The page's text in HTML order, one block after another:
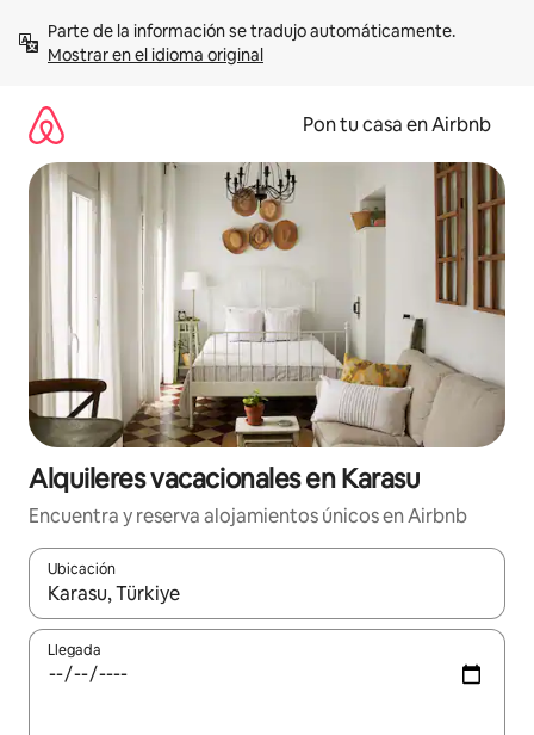
contenidoMostrar en el idioma original
Pon tu casa en Airbnb
Alquileres vacacionales en Karasu
Encuentra y reserva alojamientos únicos en Airbnb
Ubicación
Cuando los resultados estén disponibles, navega con las
Llegada